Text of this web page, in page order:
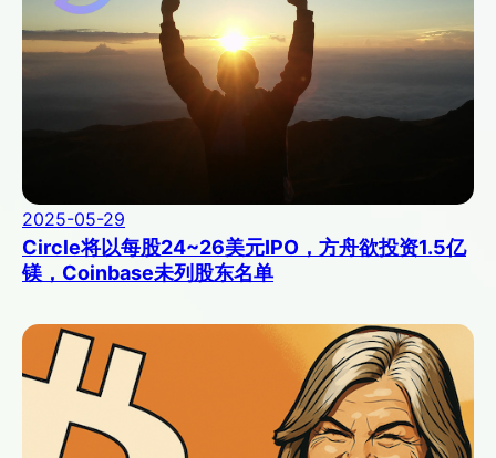
2025-05-29
Circle将以每股24~26美元IPO，方舟欲投资1.5亿
镁，Coinbase未列股东名单